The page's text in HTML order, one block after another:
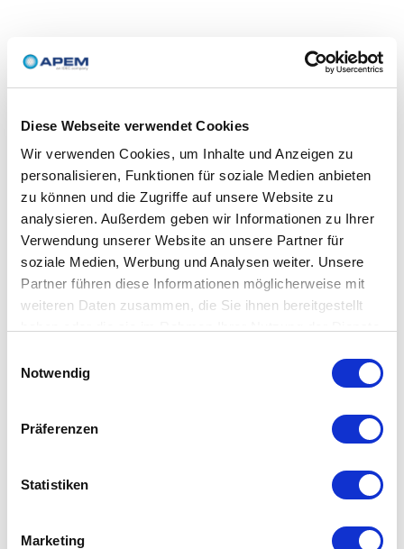
Diese Webseite verwendet Cookies
Wir verwenden Cookies, um Inhalte und Anzeigen zu
personalisieren, Funktionen für soziale Medien anbieten
zu können und die Zugriffe auf unsere Website zu
analysieren. Außerdem geben wir Informationen zu Ihrer
Verwendung unserer Website an unsere Partner für
soziale Medien, Werbung und Analysen weiter. Unsere
Partner führen diese Informationen möglicherweise mit
weiteren Daten zusammen, die Sie ihnen bereitgestellt
Notwendig
Präferenzen
Statistiken
Marketing